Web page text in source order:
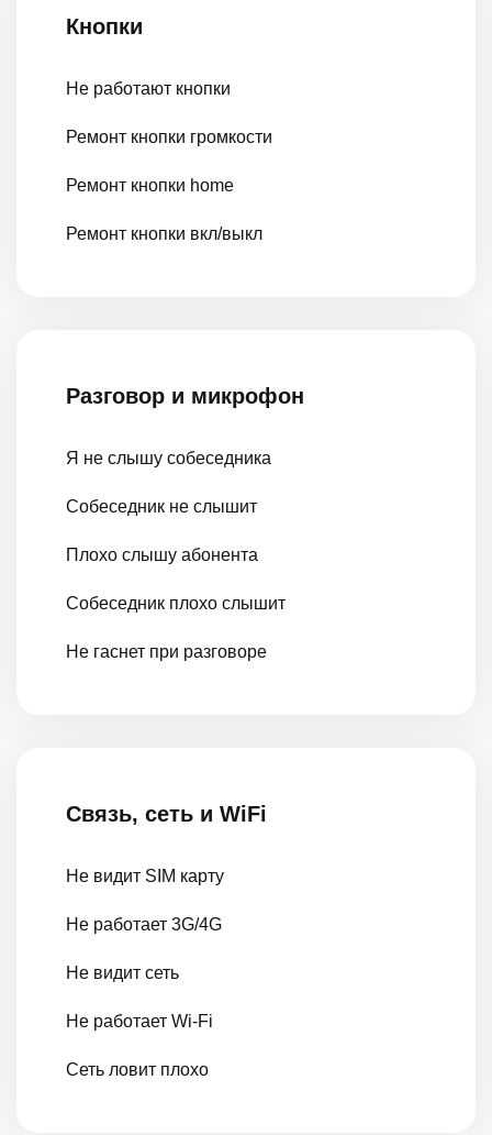
Кнопки
Не работают кнопки
Ремонт кнопки громкости
Ремонт кнопки home
Ремонт кнопки вкл/выкл
Разговор и микрофон
Я не слышу собеседника
Собеседник не слышит
Плохо слышу абонента
Собеседник плохо слышит
Не гаснет при разговоре
Связь, сеть и WiFi
Не видит SIM карту
Не работает 3G/4G
Не видит сеть
Не работает Wi-Fi
Сеть ловит плохо